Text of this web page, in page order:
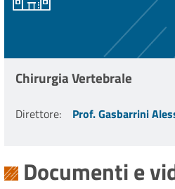
Chirurgia Vertebrale
Direttore: Prof. Gasbarrini
Documenti e